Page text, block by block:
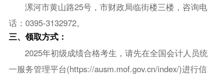
漯河市黄山路25号，市财政局临街楼三楼，咨询电
话：0395-3132972。
三、领取方式：
2025年初级成绩合格考生，请先在全国会计人员统
一服务管理平台(https://ausm.mof.gov.cn/index/)进行信